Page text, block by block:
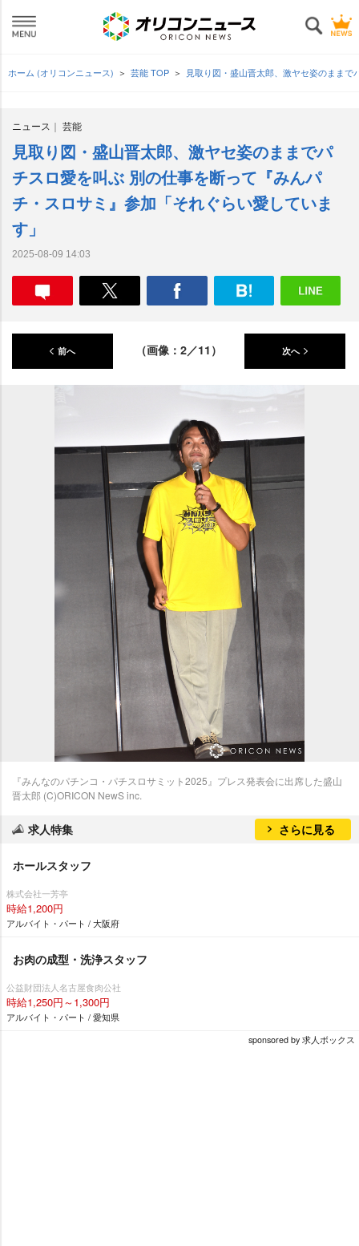
ホーム (オリコンニュース) 芸能 TOP 見取り図・盛山晋太郎、激ヤセ姿のまま
ニュース 芸能
見取り図・盛山晋太郎、激ヤセ姿のままでパ
チスロ愛を叫ぶ 別の仕事を断って『みんパ
チ・スロサミ』参加「それぐらい愛していま
す」
2025-08-09 14:03
前へ （画像：2／11） 次へ
『みんなのパチンコ・パチスロサミット2025』プレス発表会に出席した盛山
晋太郎 (C)ORICON NewS inc.
求人特集 さらに見る
ホールスタッフ
株式会社一芳亭
時給1,200円
アルバイト・パート / 大阪府
お肉の成型・洗浄スタッフ
公益財団法人名古屋食肉公社
時給1,250円～1,300円
アルバイト・パート / 愛知県
sponsored by 求人ボックス